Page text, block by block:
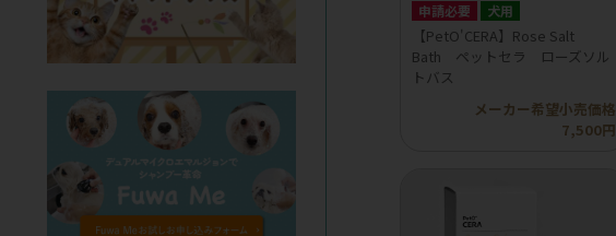
申請必要 犬用
【PetO'CERA】Rose Salt
Bath ペットセラ ローズソル
トバス
メーカー希望小売価格
7,500円